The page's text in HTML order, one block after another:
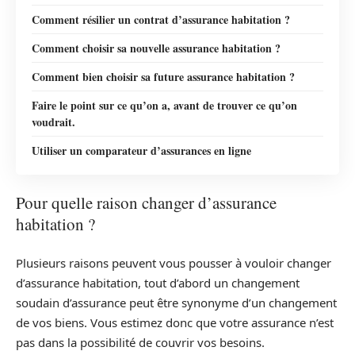
Comment résilier un contrat d’assurance habitation ?
Comment choisir sa nouvelle assurance habitation ?
Comment bien choisir sa future assurance habitation ?
Faire le point sur ce qu’on a, avant de trouver ce qu’on
voudrait.
Utiliser un comparateur d’assurances en ligne
Pour quelle raison changer d’assurance
habitation ?
Plusieurs raisons peuvent vous pousser à vouloir changer
d’assurance habitation, tout d’abord un changement
soudain d’assurance peut être synonyme d’un changement
de vos biens. Vous estimez donc que votre assurance n’est
pas dans la possibilité de couvrir vos besoins.